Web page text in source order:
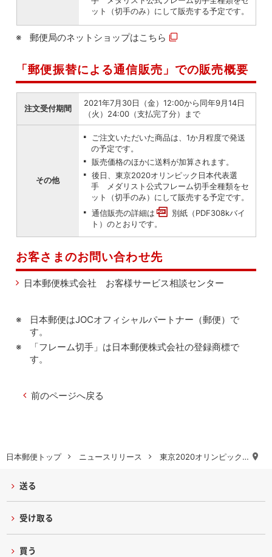
日本郵便トップ ニュースリリース 東京2020オリンピック…
ット（切手のみ）にして販売する予定です。
郵便局のネットショップはこちら
「郵便振替による通信販売」での販売概要
注文受付期間
2021年7月30日（金）12:00から同年9月14日
（火）24:00（支払完了分）まで
その他
ご注文いただいた商品は、1か月程度で発送
の予定です。
販売価格のほかに送料が加算されます。
後日、東京2020オリンピック日本代表選
手 メダリスト公式フレーム切手全種類をセ
ット（切手のみ）にして販売する予定です。
通信販売の詳細は
別紙（PDF308kバイ
ト）のとおりです。
お客さまのお問い合わせ先
日本郵便株式会社 お客様サービス相談センター
日本郵便はJOCオフィシャルパートナー（郵便）で
す。
「フレーム切手」は日本郵便株式会社の登録商標で
す。
前のページへ戻る
送る
受け取る
買う